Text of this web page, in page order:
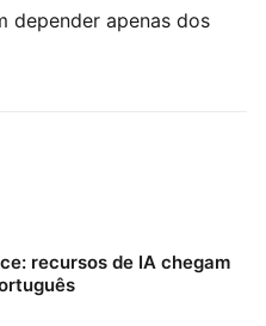
depender apenas dos
recursos de IA chegam